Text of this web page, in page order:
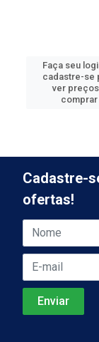
Faça seu
cadastre-se
ver
comprar
Cadastre-
ofertas!